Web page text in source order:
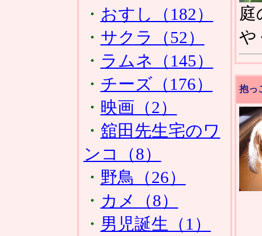
・ おすし（182）
・ サクラ（52）
・ ラムネ（145）
・ チーズ（176）
・ 映画（2）
・ 舘田先生宅のワ
ンコ（8）
・ 野鳥（26）
・ カメ（8）
・ 男児誕生（1）
庭
や
抱っ